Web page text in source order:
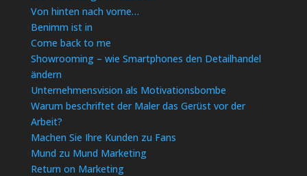
Von hinten nach vorne…
Benimm ist in
Come back to me
Showrooming – wie Smartphones den Detailhandel
ändern
Unternehmensvision als Motivationsbombe
Warum beschriftet der Maler das Gerüst vor der
Arbeit?
Machen Sie Ihre Kunden zu Fans
Mund zu Mund Marketing
Return on Marketing